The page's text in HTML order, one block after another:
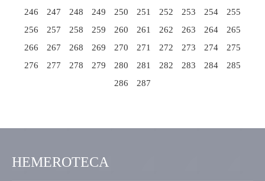
246
247 248 249 250 251 252 253 254
255
256
257 258 259 260 261 262 263 264
265
266
267 268 269 270 271 272 273 274
275
276
277 278 279 280 281 282 283 284
285
286
287
HEMEROTECA